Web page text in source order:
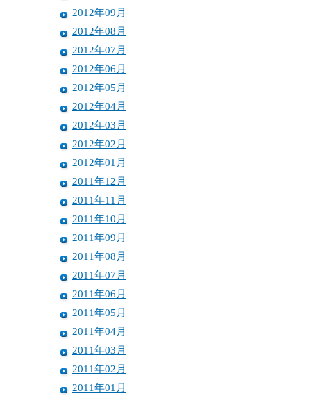
2012年09月
2012年08月
2012年07月
2012年06月
2012年05月
2012年04月
2012年03月
2012年02月
2012年01月
2011年12月
2011年11月
2011年10月
2011年09月
2011年08月
2011年07月
2011年06月
2011年05月
2011年04月
2011年03月
2011年02月
2011年01月